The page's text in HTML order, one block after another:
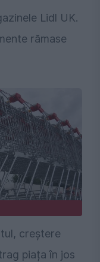
Lidl UK.
rămase
creștere
piața în jos